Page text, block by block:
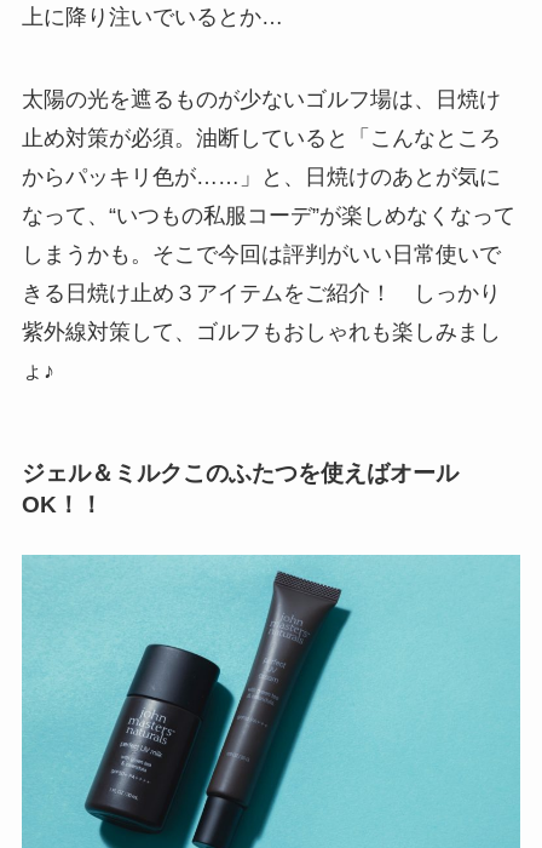
上に降り注いでいるとか…
太陽の光を遮るものが少ないゴルフ場は、日焼け
止め対策が必須。油断していると「こんなところ
からパッキリ色が……」と、日焼けのあとが気に
なって、“いつもの私服コーデ”が楽しめなくなって
しまうかも。そこで今回は評判がいい日常使いで
きる日焼け止め３アイテムをご紹介！ しっかり
紫外線対策して、ゴルフもおしゃれも楽しみまし
ょ♪
ジェル＆ミルクこのふたつを使えばオール
OK！！